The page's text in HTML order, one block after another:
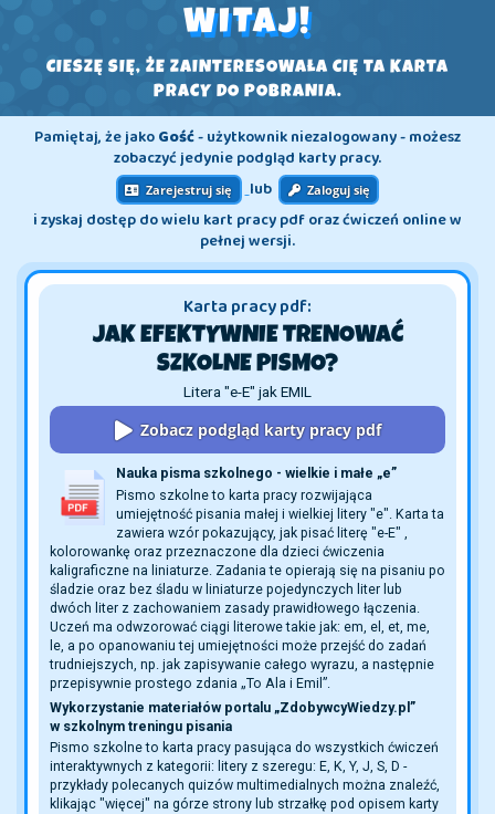
WITAJ!
CIESZĘ SIĘ, ŻE ZAINTERESOWAŁA CIĘ TA KARTA
PRACY DO POBRANIA.
Pamiętaj, że jakoGość- użytkownik niezalogowany - możesz
zobaczyć jedynie podgląd karty pracy.
Zarejestruj się lub Zaloguj się
i zyskaj dostęp do wielu kart pracy pdf oraz ćwiczeń online w
pełnej wersji.
Karta pracy pdf:
JAK EFEKTYWNIE TRENOWAĆ
SZKOLNE PISMO?
Litera "e-E" jak EMIL
Zobacz podgląd karty pracy pdf
Nauka pisma szkolnego - wielkie i małe „e”
Pismo szkolne to karta pracy rozwijająca
umiejętność pisania małej i wielkiej litery "e". Karta ta
zawiera wzór pokazujący, jak pisać literę "e-E" ,
kolorowankę oraz przeznaczone dla dzieci ćwiczenia
kaligraficzne na liniaturze. Zadania te opierają się na pisaniu po
śladzie oraz bez śladu w liniaturze pojedynczych liter lub
dwóch liter z zachowaniem zasady prawidłowego łączenia.
Uczeń ma odwzorować ciągi literowe takie jak: em, el, et, me,
le, a po opanowaniu tej umiejętności może przejść do zadań
trudniejszych, np. jak zapisywanie całego wyrazu, a następnie
przepisywnie prostego zdania „To Ala i Emil”.
Wykorzystanie materiałów portalu „ZdobywcyWiedzy.pl”
w szkolnym treningu pisania
Pismo szkolne to karta pracy pasująca do wszystkich ćwiczeń
interaktywnych z kategorii: litery z szeregu: E, K, Y, J, S, D -
przykłady polecanych quizów multimedialnych można znaleźć,
klikając "więcej" na górze strony lub strzałkę pod opisem karty